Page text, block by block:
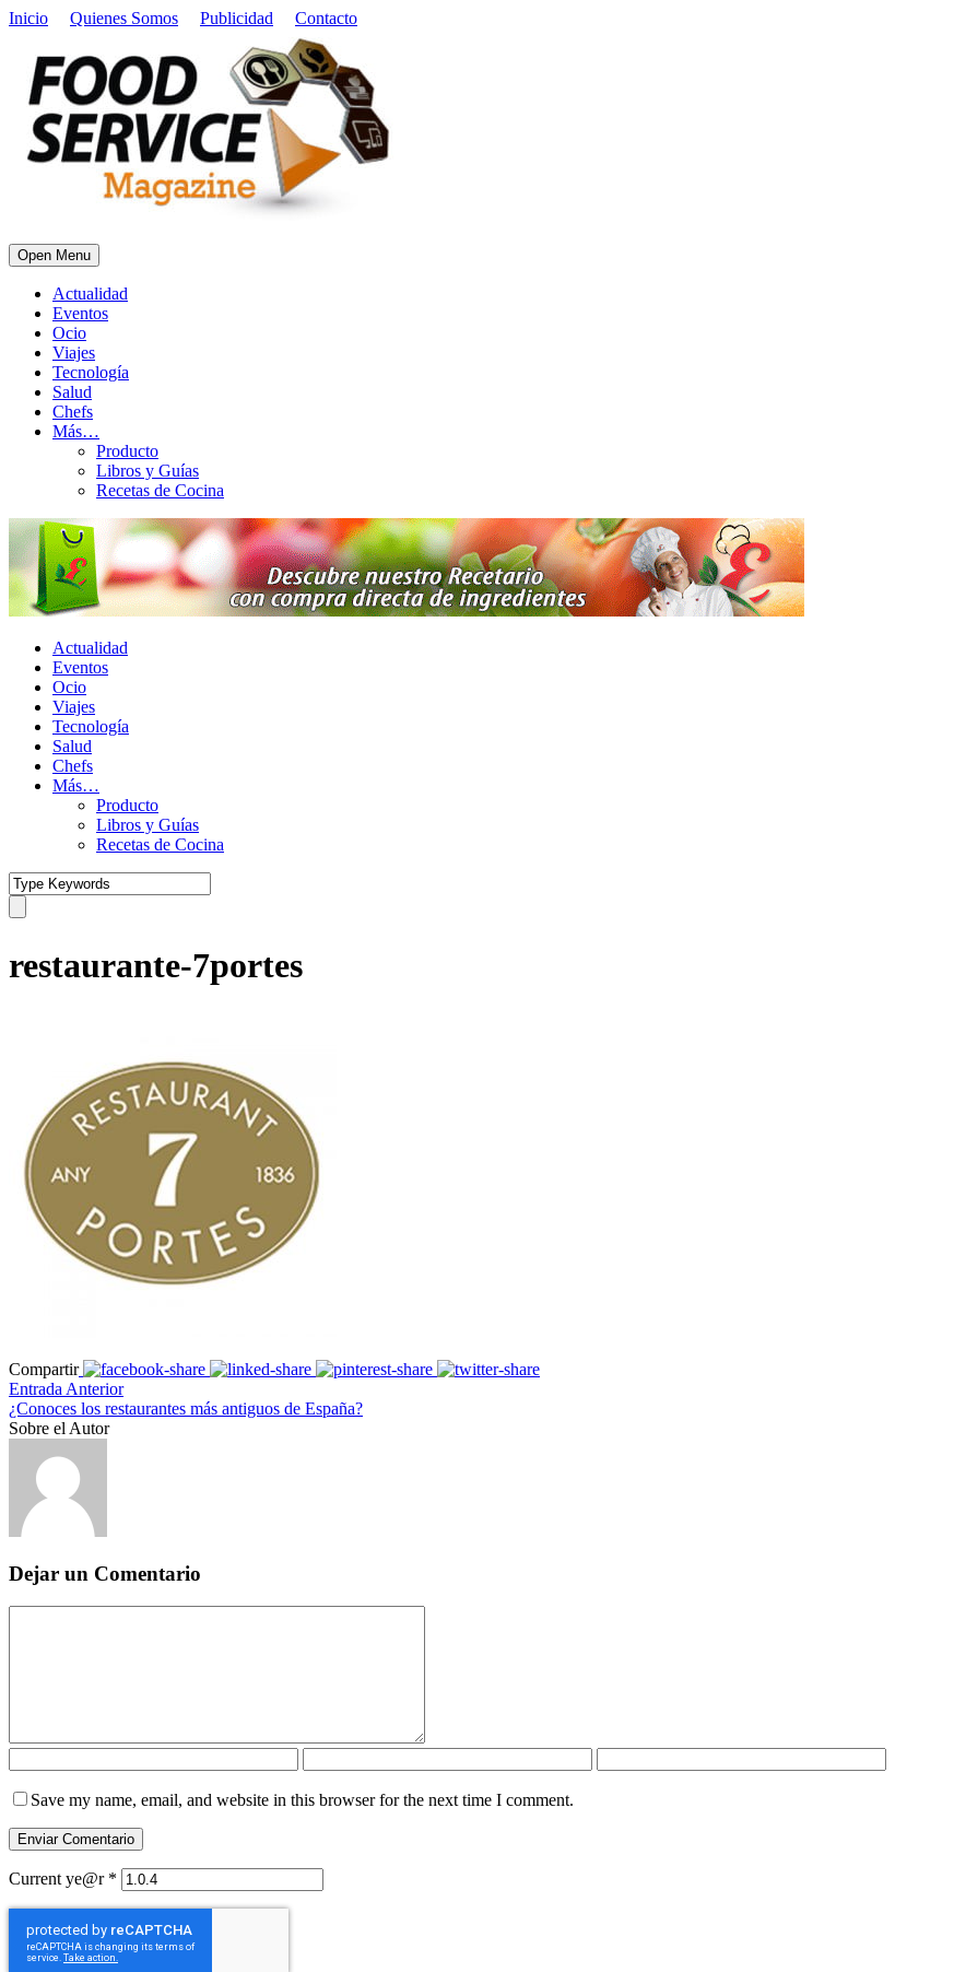
Inicio Quienes Somos Publicidad Contacto
Open Menu
Actualidad
Eventos
Ocio
Viajes
Tecnología
Salud
Chefs
Más…
Producto
Libros y Guías
Recetas de Cocina
Actualidad
Eventos
Ocio
Viajes
Tecnología
Salud
Chefs
Más…
Producto
Libros y Guías
Recetas de Cocina
restaurante-7portes
Compartir
Entrada Anterior
¿Conoces los restaurantes más antiguos de España?
Sobre el Autor
Dejar un Comentario
Save my name, email, and website in this browser for the next time I comment.
Current ye@r *